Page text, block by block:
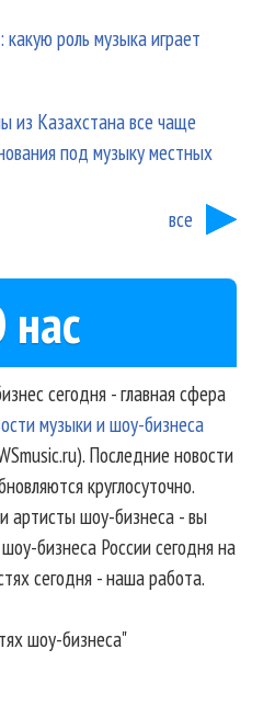
какую роль музыка играет
из Казахстана все чаще
под музыку местных
все
сегодня - главная сфера
музыки и шоу-бизнеса
Последние новости
круглосуточно.
артисты шоу-бизнеса - вы
бизнеса России сегодня на
сегодня - наша работа.
шоу-бизнеса"